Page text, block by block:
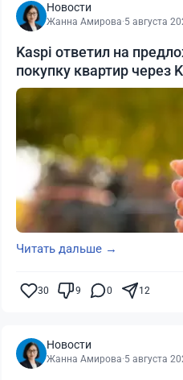
Новости
Жанна Амирова·5 августа
Kaspi ответил на
покупку квартир через
Читать дальше →
30 9 0 12
Новости
Жанна Амирова·5 августа